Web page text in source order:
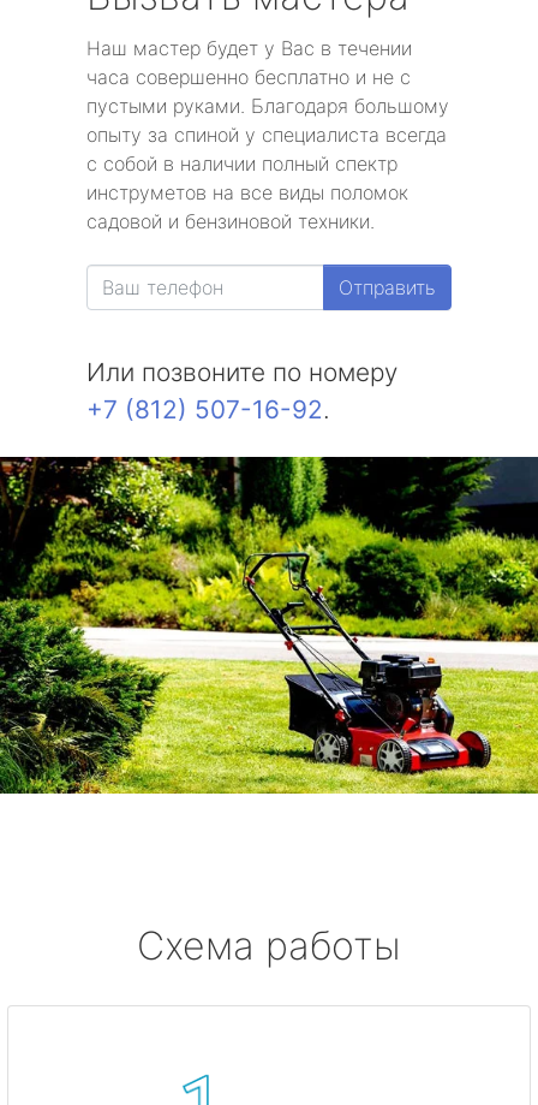
Наш мастер будет у Вас в течении
часа совершенно бесплатно и не с
пустыми руками. Благодаря большому
опыту за спиной у специалиста всегда
с собой в наличии полный спектр
инструметов на все виды поломок
садовой и бензиновой техники.
Отправить
Или позвоните по номеру
+7 (812) 507-16-92.
Схема работы